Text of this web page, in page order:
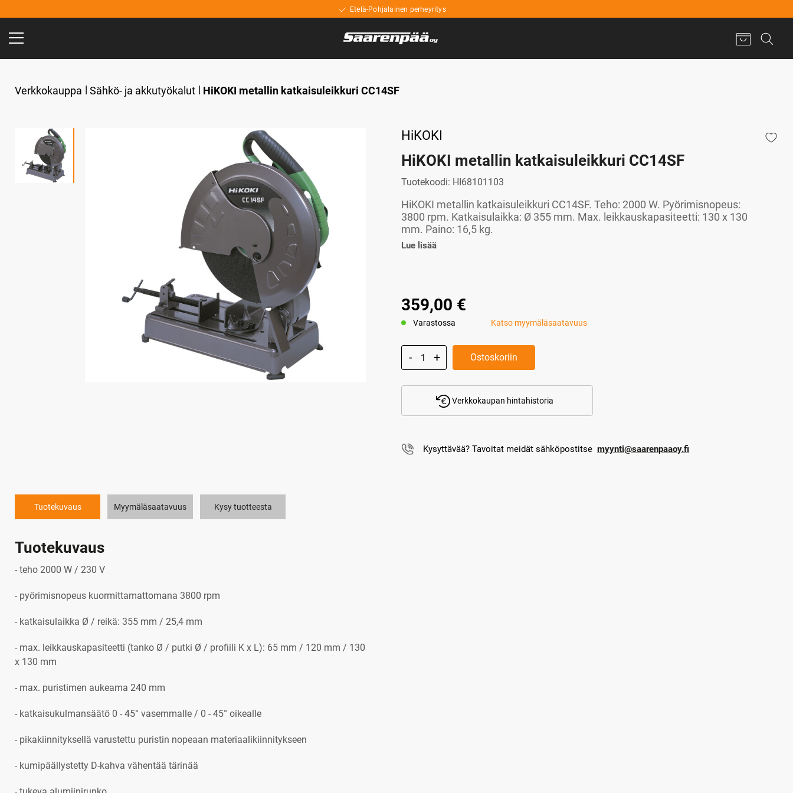
Etelä-Pohjalainen perheyritys
Verkkokauppa Sähkö- ja akkutyökalut HiKOKI metallin katkaisuleikkuri CC14SF
HiKOKI
HiKOKI metallin katkaisuleikkuri CC14SF
Tuotekoodi: HI68101103
HiKOKI metallin katkaisuleikkuri CC14SF. Teho: 2000 W. Pyörimisnopeus:
3800 rpm. Katkaisulaikka: Ø 355 mm. Max. leikkauskapasiteetti: 130 x 130
mm. Paino: 16,5 kg.
Lue lisää
359,00 €
Varastossa Katso myymäläsaatavuus
Ostoskoriin
Verkkokaupan hintahistoria
Kysyttävää? Tavoitat meidät sähköpostitsemyynti@saarenpaaoy.fi
Tuotekuvaus Myymäläsaatavuus Kysy tuotteesta
Tuotekuvaus
- teho 2000 W / 230 V
- pyörimisnopeus kuormittamattomana 3800 rpm
- katkaisulaikka Ø / reikä: 355 mm / 25,4 mm
- max. leikkauskapasiteetti (tanko Ø / putki Ø / profiili K x L): 65 mm / 120 mm / 130
x 130 mm
- max. puristimen aukeama 240 mm
- katkaisukulmansäätö 0 - 45° vasemmalle / 0 - 45° oikealle
- pikakiinnityksellä varustettu puristin nopeaan materiaalikiinnitykseen
- kumipäällystetty D-kahva vähentää tärinää